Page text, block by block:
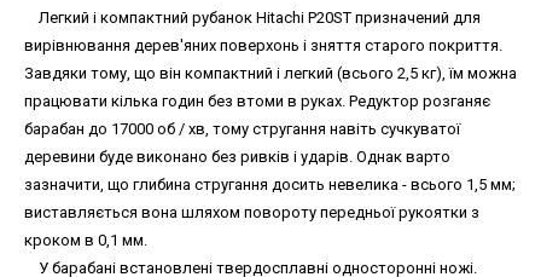
Легкий і компактний рубанок Hitachi P20ST призначений для
вирівнювання дерев'яних поверхонь і зняття старого покриття.
Завдяки тому, що він компактний і легкий (всього 2,5 кг), їм можна
працювати кілька годин без втоми в руках. Редуктор розганяє
барабан до 17000 об / хв, тому стругання навіть сучкуватої
деревини буде виконано без ривків і ударів. Однак варто
зазначити, що глибина стругання досить невелика - всього 1,5 мм;
виставляється вона шляхом повороту передньої рукоятки з
кроком в 0,1 мм.
У барабані встановлені твердосплавні односторонні ножі.